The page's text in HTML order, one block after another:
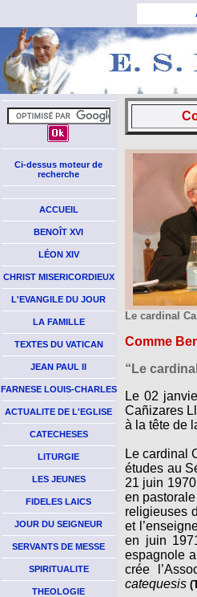
Ci-dessus moteur de
recherche
ACCUEIL
BENOÎT XVI
LÉON XIV
CHRIST MISERICORDIEUX
L'EVANGILE DU JOUR
LA FAMILLE
TEXTES DU VATICAN
JEAN PAUL II
FARNESE LOUIS-CHARLES
ACTUALITE DE L'EGLISE
CATECHESES
LITURGIE
LES JEUNES
FIDELES LAICS
JOUR DU SEIGNEUR
SERVANTS DE MESSE
SPIRITUALITE
THEOLOGIE
Le cardinal
Comme
“Le
Le 02
Cañizares
à la tête de
Le cardinal
études au
21 juin
en
religieuses
et
en juin
espagnole
crée
catequesis